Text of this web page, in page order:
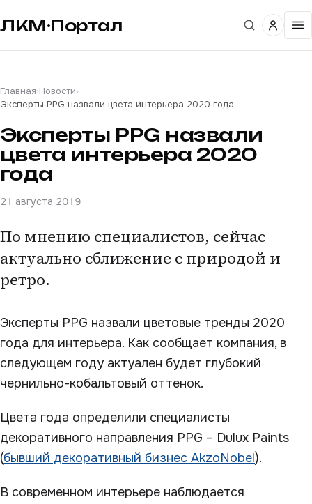
ЛКМ·Портал
Главная›Новости›
Эксперты PPG назвали цвета интерьера 2020 года
Эксперты PPG назвали
цвета интерьера 2020
года
21 августа 2019
По мнению специалистов, сейчас
актуально сближение с природой и
ретро.
Эксперты PPG назвали цветовые тренды 2020
года для интерьера. Как сообщает компания, в
следующем году актуален будет глубокий
чернильно-кобальтовый оттенок.
Цвета года определили специалисты
декоративного направления PPG – Dulux Paints
(бывший декоративный бизнес AkzoNobel).
В современном интерьере наблюдается